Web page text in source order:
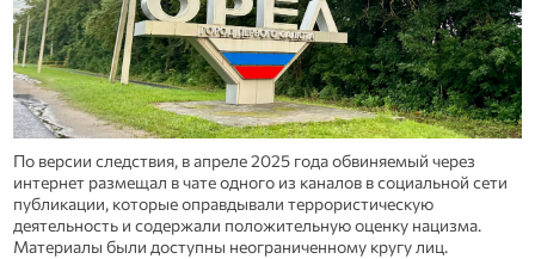
По версии следствия, в апреле 2025 года обвиняемый через
интернет размещал в чате одного из каналов в социальной сети
публикации, которые оправдывали террористическую
деятельность и содержали положительную оценку нацизма.
Материалы были доступны неограниченному кругу лиц.